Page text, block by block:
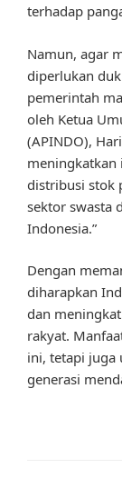
terhadap
Namun, agar
diperlukan
pemerintah
oleh Ketua
(APINDO),
meningkatkan
distribusi stok
sektor swasta
Indonesia.”
Dengan
diharapkan
dan
rakyat.
ini, tetapi juga
generasi